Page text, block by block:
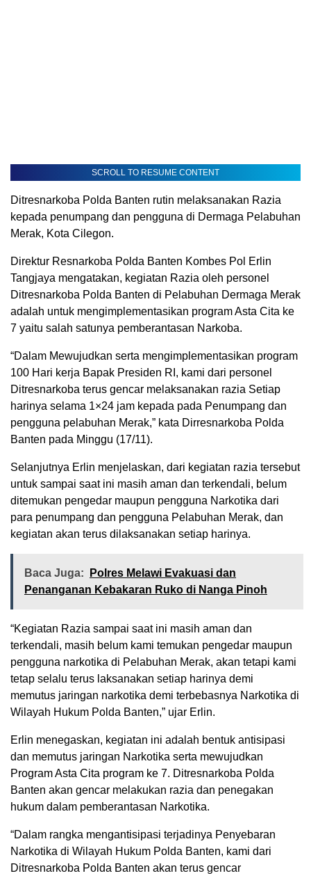
SCROLL TO RESUME CONTENT
Ditresnarkoba Polda Banten rutin melaksanakan Razia
kepada penumpang dan pengguna di Dermaga Pelabuhan
Merak, Kota Cilegon.
Direktur Resnarkoba Polda Banten Kombes Pol Erlin
Tangjaya mengatakan, kegiatan Razia oleh personel
Ditresnarkoba Polda Banten di Pelabuhan Dermaga Merak
adalah untuk mengimplementasikan program Asta Cita ke
7 yaitu salah satunya pemberantasan Narkoba.
“Dalam Mewujudkan serta mengimplementasikan program
100 Hari kerja Bapak Presiden RI, kami dari personel
Ditresnarkoba terus gencar melaksanakan razia Setiap
harinya selama 1×24 jam kepada pada Penumpang dan
pengguna pelabuhan Merak,” kata Dirresnarkoba Polda
Banten pada Minggu (17/11).
Selanjutnya Erlin menjelaskan, dari kegiatan razia tersebut
untuk sampai saat ini masih aman dan terkendali, belum
ditemukan pengedar maupun pengguna Narkotika dari
para penumpang dan pengguna Pelabuhan Merak, dan
kegiatan akan terus dilaksanakan setiap harinya.
Baca Juga:
Polres Melawi Evakuasi dan
Penanganan Kebakaran Ruko di Nanga Pinoh
“Kegiatan Razia sampai saat ini masih aman dan
terkendali, masih belum kami temukan pengedar maupun
pengguna narkotika di Pelabuhan Merak, akan tetapi kami
tetap selalu terus laksanakan setiap harinya demi
memutus jaringan narkotika demi terbebasnya Narkotika di
Wilayah Hukum Polda Banten,” ujar Erlin.
Erlin menegaskan, kegiatan ini adalah bentuk antisipasi
dan memutus jaringan Narkotika serta mewujudkan
Program Asta Cita program ke 7. Ditresnarkoba Polda
Banten akan gencar melakukan razia dan penegakan
hukum dalam pemberantasan Narkotika.
“Dalam rangka mengantisipasi terjadinya Penyebaran
Narkotika di Wilayah Hukum Polda Banten, kami dari
Ditresnarkoba Polda Banten akan terus gencar